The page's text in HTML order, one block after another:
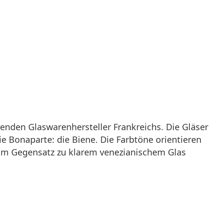
Glaswarenhersteller Frankreichs. Die Gläser
Bonaparte: die Biene. Die Farbtöne orientieren
Gegensatz zu klarem venezianischem Glas